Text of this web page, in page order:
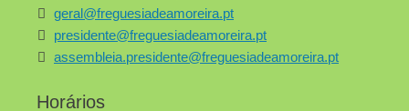
geral@freguesiadeamoreira.pt
presidente@freguesiadeamoreira.pt
assembleia.presidente@freguesiadeamoreira.pt
Horários